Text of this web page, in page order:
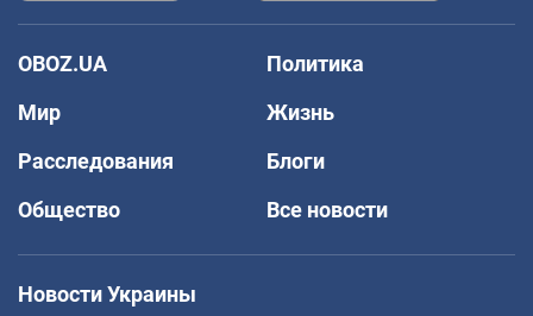
OBOZ.UA
Политика
Мир
Жизнь
Расследования
Блоги
Общество
Все новости
Новости Украины